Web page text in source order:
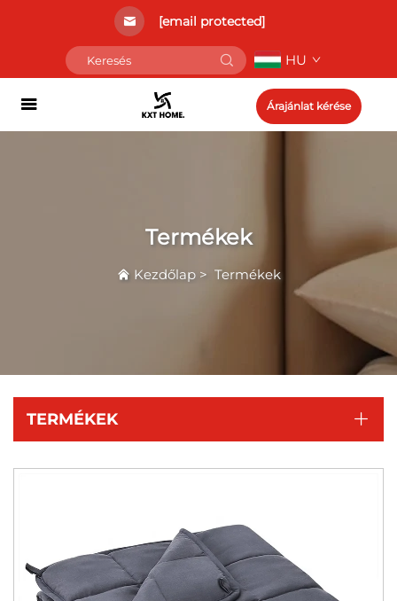
[email protected]
HU
Árajánlat kérése
Termékek
Kezdőlap> Termékek
TERMÉKEK